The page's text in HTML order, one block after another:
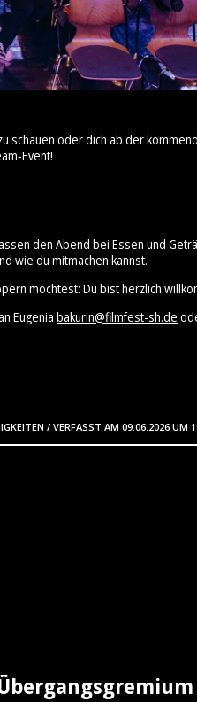
schauen oder dich ab der
den Abend bei Essen und
wie du mitmachen kannst.
möchtest: Du bist herzlich
Eugenia bakurin@filmfest-sh.de
/ VERFASST AM 09.06.2026 UM